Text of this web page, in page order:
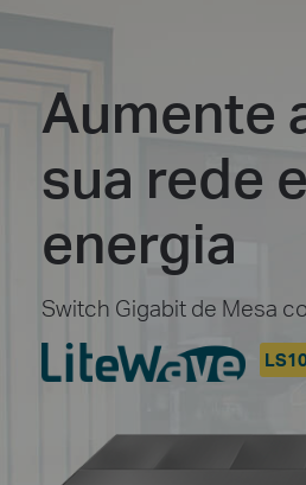
Aumente
sua rede
energia
Switch Gigabit de Mesa